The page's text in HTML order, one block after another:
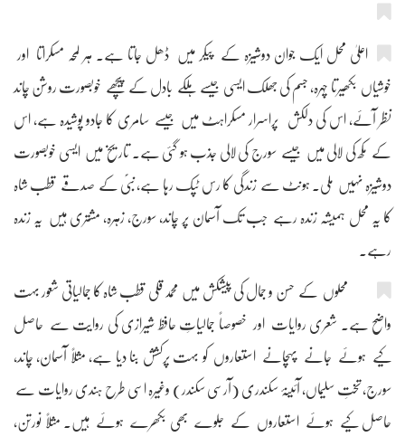
اعلیٰ محل ایک جوان دوشیزہ کے پیکر میں ڈھل جاتا ہے۔ ہر لمحہ مسکراتا اور
خوشیاں بکھیرتا چہرہ، جسم کی جھلک ایسی جیسے ہلکے بادل کے پیچھے خوبصورت روشن چاند
نظر آئے، اس کی دلکش پراسرار مسکراہٹ میں جیسے سامری کا جادو پوشیدہ ہے، اس
کے مکھ کی لالی میں جیسے سورج کی لالی جذب ہو گئی ہے۔ تاریخ میں ایسی خوبصورت
دوشیزہ نہیں ملی۔ ہونٹ سے زندگی کا رس ٹپک رہا ہے، نبیؐ کے صدقے قطب شاہ
کا یہ محل ہمیشہ زندہ رہے جب تک آسمان پر چاند، سورج، زہرہ، مشتری ہیں یہ زندہ
رہے۔
محلوں کے حسن و جمال کی پیشکش میں محمد قلی قطب شاہ کا جمالیاتی شعور بہت
واضح ہے۔ شعری روایات اور خصوصاً جمالیاتِ حافظ شیرازی کی روایت سے حاصل
کیے ہوئے جانے پہچانے استعاروں کو بہت پرکشش بنا دیا ہے، مثلاً آسمان، چاند،
سورج، تختِ سلیماں، آئینۂ سکندری (آرسی سکندر) وغیرہ اسی طرح ہندی روایات سے
حاصل کیے ہوئے استعاروں کے جلوے بھی بکھرے ہوئے ہیں۔ مثلاً نورتن،